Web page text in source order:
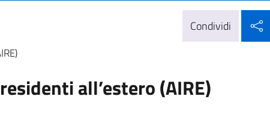
Condividi
all’estero (AIRE)